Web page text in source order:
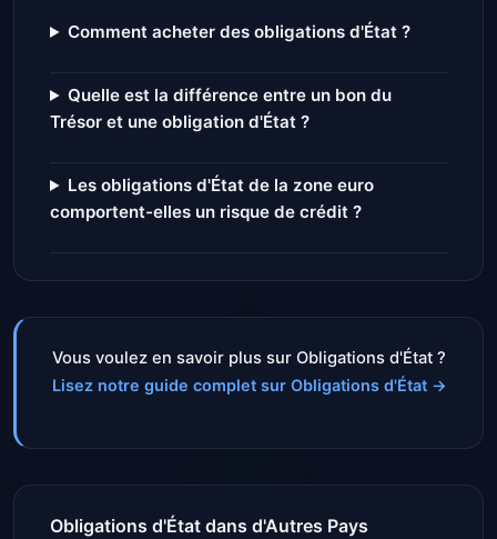
Comment acheter des obligations d'État ?
Quelle est la différence entre un bon du
Trésor et une obligation d'État ?
Les obligations d'État de la zone euro
comportent-elles un risque de crédit ?
Vous voulez en savoir plus sur Obligations d'État ?
Lisez notre guide complet sur Obligations d'État →
Obligations d'État dans d'Autres Pays